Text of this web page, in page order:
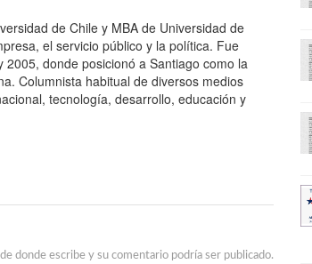
de Chile y MBA de Universidad de
el servicio público y la política. Fue
donde posicionó a Santiago como la
Columnista habitual de diversos medios
tecnología, desarrollo, educación y
donde escribe y su comentario podría ser publicado.